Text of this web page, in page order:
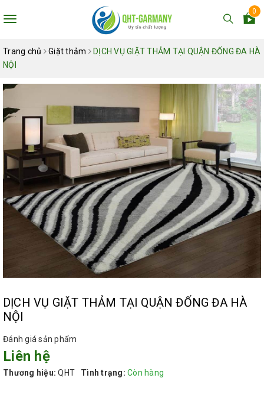
Toggle
0
Trang chủ Giặt thảm
DỊCH VỤ GIẶT THẢM TẠI QUẬN ĐỐNG ĐA HÀ
NỘI
DỊCH VỤ GIẶT THẢM TẠI QUẬN ĐỐNG ĐA HÀ
NỘI
Đánh giá sản phẩm
Liên hệ
Thương hiệu: QHT Tình trạng: Còn hàng